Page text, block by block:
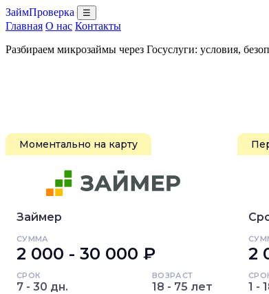
ЗаймПроверка ☰
Главная О нас Контакты
Разбираем микрозаймы через Госуслуги: условия,
Моментально на карту
Займер
СУММА
2 000 - 30 000 ₽
СРОК
7 - 30 дн.
ВОЗРАСТ
18 - 75 лет
2
1 -